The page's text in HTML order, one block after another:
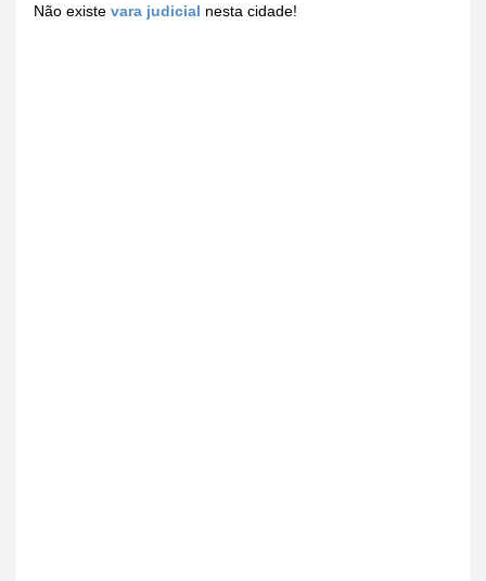
Não existe vara judicial nesta cidade!